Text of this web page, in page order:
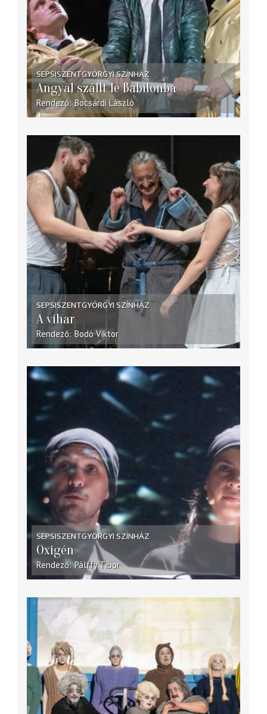
SEPSISZENTGYÖRGYI SZÍNHÁZ
Angyal szállt le Babilonba
Rendező Bocsárdi László
SEPSISZENTGYÖRGYI SZÍNHÁZ
A vihar
Rendező Bodó Viktor
SEPSISZENTGYÖRGYI SZÍNHÁZ
Oxigén
Rendező Pálffy Tibor